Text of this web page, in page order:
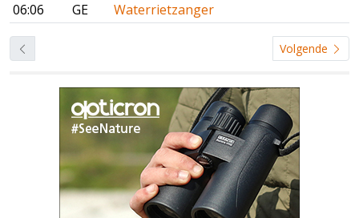
06:06
GE Waterrietzanger
Volgende